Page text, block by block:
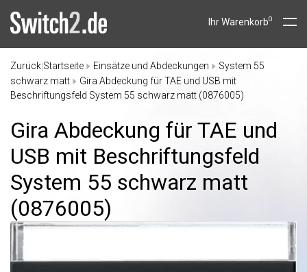
Ihr Warenkorb0
Zurück Startseite Einsätze und Abdeckungen
System 55
schwarz matt
Gira Abdeckung für TAE und USB mit
Beschriftungsfeld System 55 schwarz matt (0876005)
Gira Abdeckung für TAE und
USB mit Beschriftungsfeld
System 55 schwarz matt
(0876005)